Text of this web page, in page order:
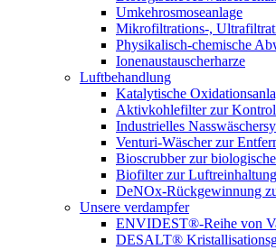
Umkehrosmoseanlage
Mikrofiltrations-,
Physikalisch-chemische
Ionenaustauscherharze
Luftbehandlung
Katalytische
Aktivkohlefilter zur
Industrielles
Venturi-Wäscher zur
Bioscrubber zur
Biofilter zur
DeNOx-Rückgewinnung
Unsere verdampfer
ENVIDEST®-Reihe von
DESALT®